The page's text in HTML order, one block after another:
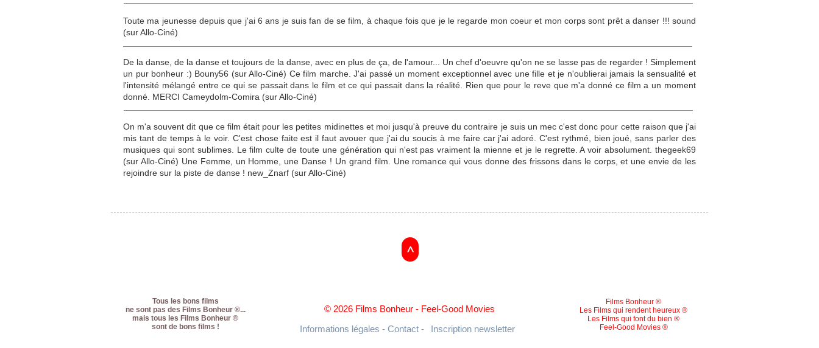
Toute ma jeunesse depuis que j'ai 6 ans je suis fan de se film, à chaque fois que je le regarde mon coeur et mon corps sont prêt a danser !!! sound
(sur Allo-Ciné)
De la danse, de la danse et toujours de la danse, avec en plus de ça, de l'amour... Un chef d'oeuvre qu'on ne se lasse pas de regarder ! Simplement
un pur bonheur :) Bouny56 (sur Allo-Ciné) Ce film marche. J'ai passé un moment exceptionnel avec une fille et je n'oublierai jamais la sensualité et
l'intensité mélangé entre ce qui se passait dans le film et ce qui passait dans la réalité. Rien que pour le reve que m'a donné ce film a un moment
donné. MERCI Cameydolm-Comira (sur Allo-Ciné)
On m'a souvent dit que ce film était pour les petites midinettes et moi jusqu'à preuve du contraire je suis un mec c'est donc pour cette raison que j'ai
mis tant de temps à le voir. C'est chose faite est il faut avouer que j'ai du soucis à me faire car j'ai adoré. C'est rythmé, bien joué, sans parler des
musiques qui sont sublimes. Le film culte de toute une génération qui n'est pas vraiment la mienne et je le regrette. A voir absolument. thegeek69
(sur Allo-Ciné) Une Femme, un Homme, une Danse ! Un grand film. Une romance qui vous donne des frissons dans le corps, et une envie de les
rejoindre sur la piste de danse ! new_Znarf (sur Allo-Ciné)
>
Tous les bons films
ne sont pas des Films Bonheur ®...
mais tous les Films Bonheur ®
sont de bons films !
© 2026 Films Bonheur - Feel-Good Movies
Informations légales - Contact -
Inscription newsletter
Films Bonheur ®
Les Films qui rendent heureux ®
Les Films qui font du bien ®
Feel-Good Movies ®